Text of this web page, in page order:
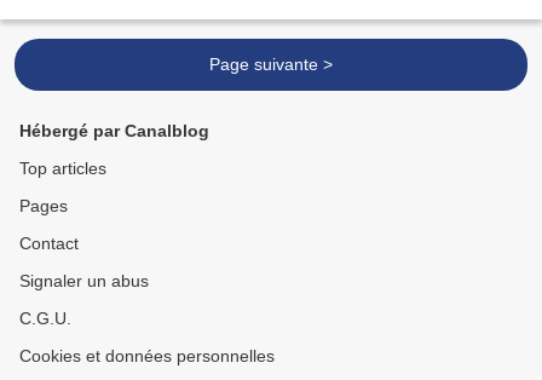
Page suivante >
Hébergé par Canalblog
Top articles
Pages
Contact
Signaler un abus
C.G.U.
Cookies et données personnelles